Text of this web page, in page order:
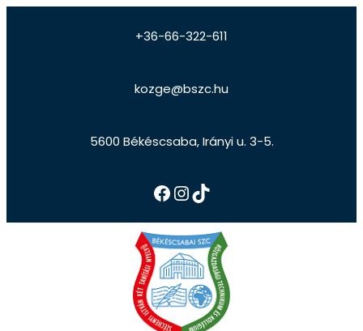
+36-66-322-611
kozge@bszc.hu
5600 Békéscsaba, Irányi u. 3-5.